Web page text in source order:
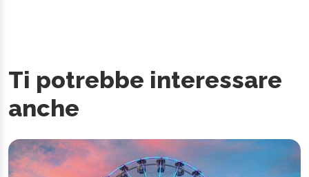
Ti potrebbe interessare
anche